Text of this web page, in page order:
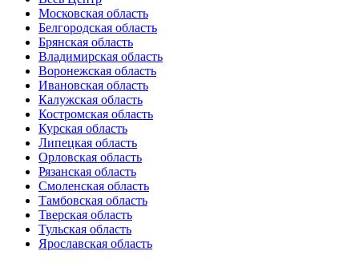
Московская область
Белгородская область
Брянская область
Владимирская область
Воронежская область
Ивановская область
Калужская область
Костромская область
Курская область
Липецкая область
Орловская область
Рязанская область
Смоленская область
Тамбовская область
Тверская область
Тульская область
Ярославская область